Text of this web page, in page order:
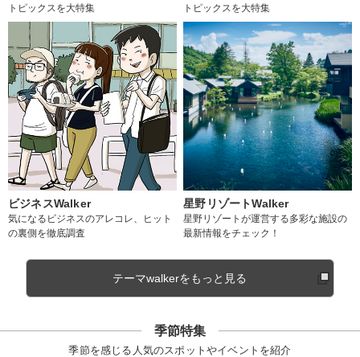
トピックスを大特集
トピックスを大特集
ビジネスWalker
気になるビジネスのアレコレ、ヒット
の裏側を徹底調査
星野リゾートWalker
星野リゾートが運営する多彩な施設の
最新情報をチェック！
テーマwalkerをもっと見る
季節特集
季節を感じる人気のスポットやイベントを紹介